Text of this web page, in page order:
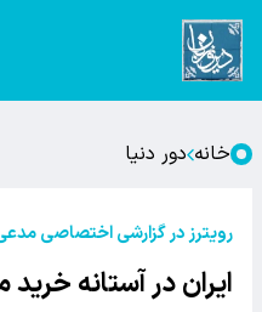
خانه دور دنیا
رویترز در گزارشی اختصاصی
ایران در آستانه